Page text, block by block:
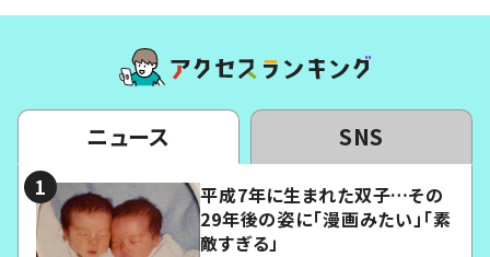
ニュース SNS
平成7年に生まれた双子…その
29年後の姿に「漫画みたい」「素
敵すぎる」